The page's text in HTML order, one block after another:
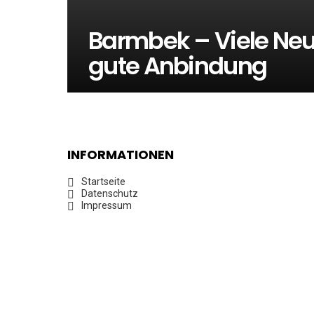
Barmbek – Viele
gute Anbindung
INFORMATIONEN
Startseite
Datenschutz
Impressum